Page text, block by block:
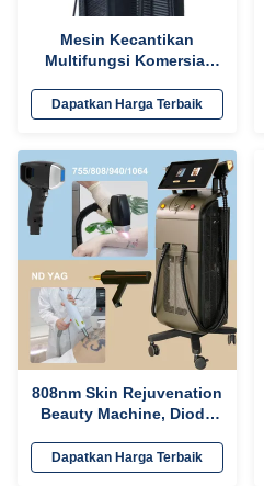
Mesin Kecantikan
Multifungsi Komersial
Untuk IPL Opt Laser Hair
Removal
Dapatkan Harga Terbaik
808nm Skin Rejuvenation
Beauty Machine, Diode
Penghapusan Rambut
Permanen
Dapatkan Harga Terbaik